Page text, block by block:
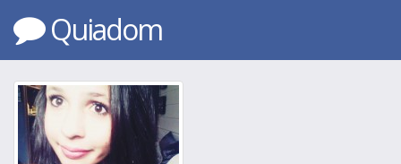
Quiadom